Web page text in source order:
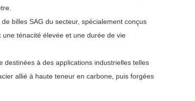
billes SAG du secteur, spécialement conçus
ténacité élevée et une durée de vie
à des applications industrielles telles
allié à haute teneur en carbone, puis forgées